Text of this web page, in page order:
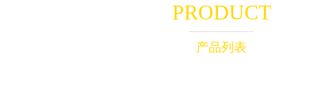
PRODUCT
产品列表